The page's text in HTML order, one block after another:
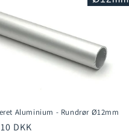
Aluminium - Rundrør Ø12mm
DKK